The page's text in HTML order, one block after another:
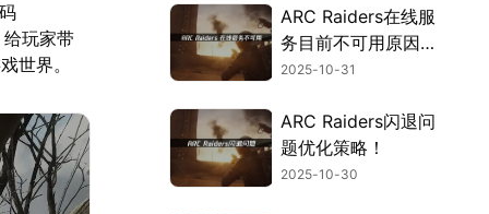
玩家带
世界。
ARC Raiders在线服
务目前不可用原因及
解决办法深度解析！
2025-10-31
ARC Raiders闪退问
题优化策略！
2025-10-30